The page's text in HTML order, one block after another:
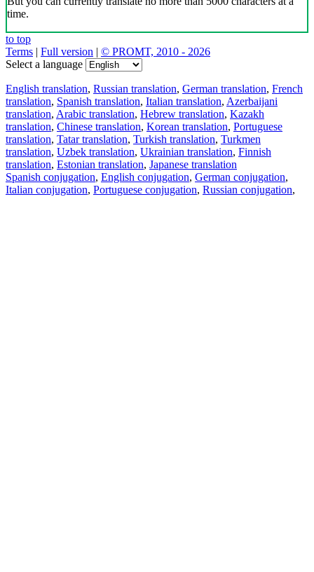
time.
to top
Terms | Full version | © PROMT, 2010 - 2026
Select a language
English translation, Russian translation, German translation, French
translation, Spanish translation, Italian translation, Azerbaijani
translation, Arabic translation, Hebrew translation, Kazakh
translation, Chinese translation, Korean translation, Portuguese
translation, Tatar translation, Turkish translation, Turkmen
translation, Uzbek translation, Ukrainian translation, Finnish
translation, Estonian translation, Japanese translation
Spanish conjugation, English conjugation, German conjugation,
Italian conjugation, Portuguese conjugation, Russian conjugation,